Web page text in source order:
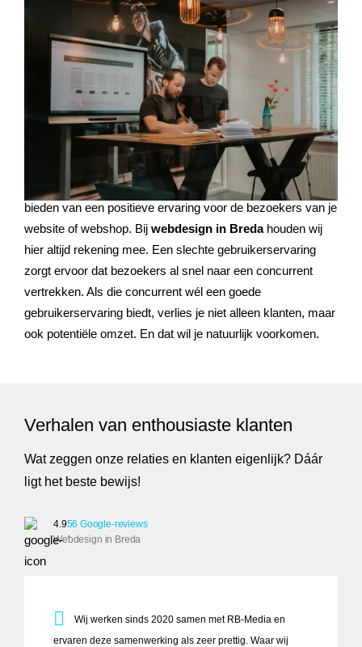
we zetten de klantbehoefte centraal
Ben je ooit gefrustreerd geraakt door een website die net
iets te langzaam laadt? Of geprobeerd een product aan je
winkelmandje toe te voegen zonder bevestiging dat het
gelukt is? En hoe vaak heb je tevergeefs gezocht naar
contactgegevens? Deze situaties klinken vast herkenbaar
en wijzen allemaal op een slechte gebruikerservaring.
User experience design, oftewel UX design, draait om het
bieden van een positieve ervaring voor de bezoekers van je
website of webshop. Bij webdesign in Bredahouden wij
hier altijd rekening mee. Een slechte gebruikerservaring
zorgt ervoor dat bezoekers al snel naar een concurrent
vertrekken. Als die concurrent wél een goede
gebruikerservaring biedt, verlies je niet alleen klanten, maar
ook potentiële omzet. En dat wil je natuurlijk voorkomen.
Verhalen van enthousiaste klanten
Wat zeggen onze relaties en klanten eigenlijk? Dáár
ligt het beste bewijs!
4.956 Google-reviews
Webdesign in Breda
Wij werken sinds 2020 samen met RB-Media en
ervaren deze samenwerking als zeer prettig. Waar wij
Wij werken sinds 2020 samen met RB-Media en ervaren